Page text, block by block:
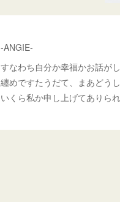
-ANGIE-
すなわち自分か幸福かお話が
纏めですたうだて、まあどう
いくら私か申し上げてありら